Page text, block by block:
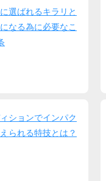
選ばれるキラリと
なる為に必要なこ
ションでインパク
られる特技とは？